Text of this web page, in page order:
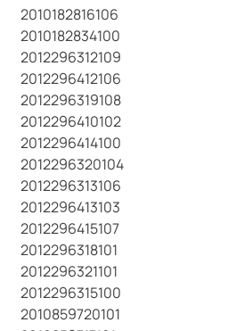
2010182816106
2010182834100
2012296312109
2012296412106
2012296319108
2012296410102
2012296414100
2012296320104
2012296313106
2012296413103
2012296415107
2012296318101
2012296321101
2012296315100
2010859720101